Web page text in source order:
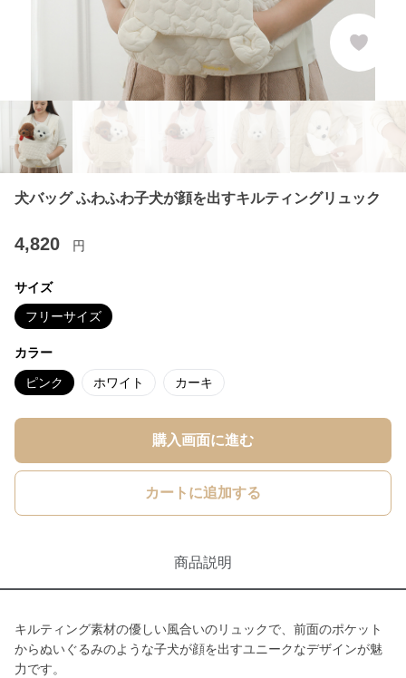
犬バッグ ふわふわ子犬が顔を出すキルティングリュック
4,820 円
サイズ
フリーサイズ
カラー
ピンク ホワイト カーキ
購入画面に進む
カートに追加する
商品説明
キルティング素材の優しい風合いのリュックで、前面のポケット
からぬいぐるみのような子犬が顔を出すユニークなデザインが魅
力です。